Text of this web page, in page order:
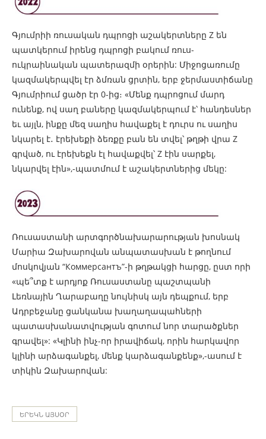
Գյումրիի ռուսական դպրոցի աշակերտները Z են
պատկերում իրենց դպրոցի բակում ռուս-
ուկրաինական պատերազմի օրերին: Միջոցառումը
կազմակերպվել էր ձմռան ցրտին, երբ ջերմաստիճանը
Գյումրիում ցածր էր 0-ից։ «Մենք դպրոցում մարդ
ունենք, ով սաղ բաները կազմակերպում է՝ հանդեսներ
եւ այլն, ինքը մեզ սաղիս հավաքել է դուրս ու սաղիս
նկարել է․ էրեխեքի ձեռքը բան են տվել՝ թղթի վրա Z
գրված, ու էրեխեքն էլ հավաքվել՝ Z էին սարքել,
նկարվել էին»,-պատմում է աշակերտներից մեկը:
Ռուսաստանի արտգործնախարարության խոսնակ
Մարիա Զախարովան անպատասխան է թողնում
մոսկովյան “Коммерсантъ”-ի թղթակցի հարցը, ըստ որի
«պե՞տք է արդյոք Ռուսաստանը պաշտպանի
Լեռնային Ղարաբաղը նույնիսկ այն դեպքում, երբ
Ադրբեջանը ցանկանա խաղաղապահների
պատասխանատվության գոտում նոր տարածքներ
գրավել»: «Կլինի ինչ-որ իրավիճակ, որին հարկավոր
կլինի արձագանքել, մենք կարձագանքենք»,-ասում է
տիկին Զախարովան:
ԵՐԵԿՆ ԱՅՍՕՐ